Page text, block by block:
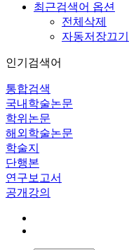
최근검색어 옵션
전체삭제
자동저장끄기
인기검색어
통합검색
국내학술논문
학위논문
해외학술논문
학술지
단행본
연구보고서
공개강의